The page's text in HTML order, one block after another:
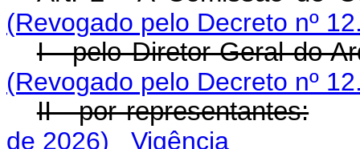
(Revogado pelo Decreto nº
I - pelo Diretor-Geral do
(Revogado pelo Decreto nº
II - por representantes:
de 2026)
Vigência